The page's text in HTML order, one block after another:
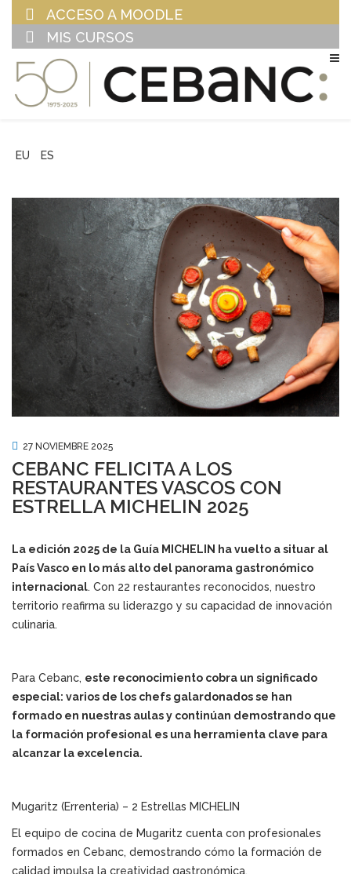
ACCESO A MOODLE
MIS CURSOS
EU ES
27 NOVIEMBRE 2025
CEBANC FELICITA A LOS
RESTAURANTES VASCOS CON
ESTRELLA MICHELIN 2025
La edición 2025 de la Guía MICHELIN ha vuelto a situar al
País Vasco en lo más alto del panorama gastronómico
internacional. Con 22 restaurantes reconocidos, nuestro
territorio reafirma su liderazgo y su capacidad de innovación
culinaria.
Para Cebanc, este reconocimiento cobra un significado
especial: varios de los chefs galardonados se han
formado en nuestras aulas y continúan demostrando que
la formación profesional es una herramienta clave para
alcanzar la excelencia.
Mugaritz (Errenteria) – 2 Estrellas MICHELIN
El equipo de cocina de Mugaritz cuenta con profesionales
formados en Cebanc, demostrando cómo la formación de
calidad impulsa la creatividad gastronómica.